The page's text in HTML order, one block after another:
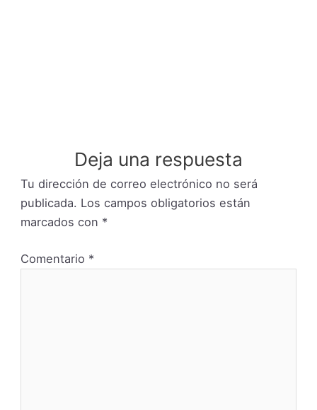
Deja una respuesta
Tu dirección de correo electrónico no será
publicada. Los campos obligatorios están
marcados con *
Comentario *